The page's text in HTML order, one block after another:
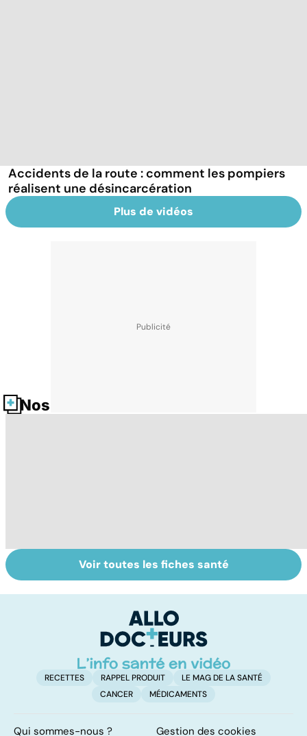
Accidents de la route : comment les pompiers
réalisent une désincarcération
Plus de vidéos
Nos fiches santé
Tout savoir sur
les infections
Inflammation des
amygdales : que
d'angine ?
Voir toutes les fiches santé
RECETTES RAPPEL PRODUIT
LE MAG DE LA SANTÉ
CANCER
MÉDICAMENTS
Qui sommes-nous ? Gestion des cookies